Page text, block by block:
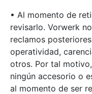
• Al momento de
revisarlo. Vorwerk
reclamos
operatividad,
otros. Por tal
ningún accesorio o
al momento de ser